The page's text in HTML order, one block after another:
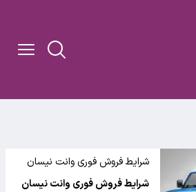
شرایط فروش فوری وانت نیسان
شرایط فروش فوری وانت نیسان